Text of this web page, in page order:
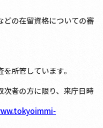
どの在留資格についての審
所管しています。
者の方に限り、来庁日時